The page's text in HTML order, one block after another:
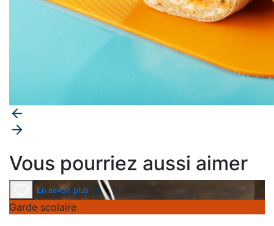
Vous pourriez aussi aimer
En savoir plus
Garde scolaire